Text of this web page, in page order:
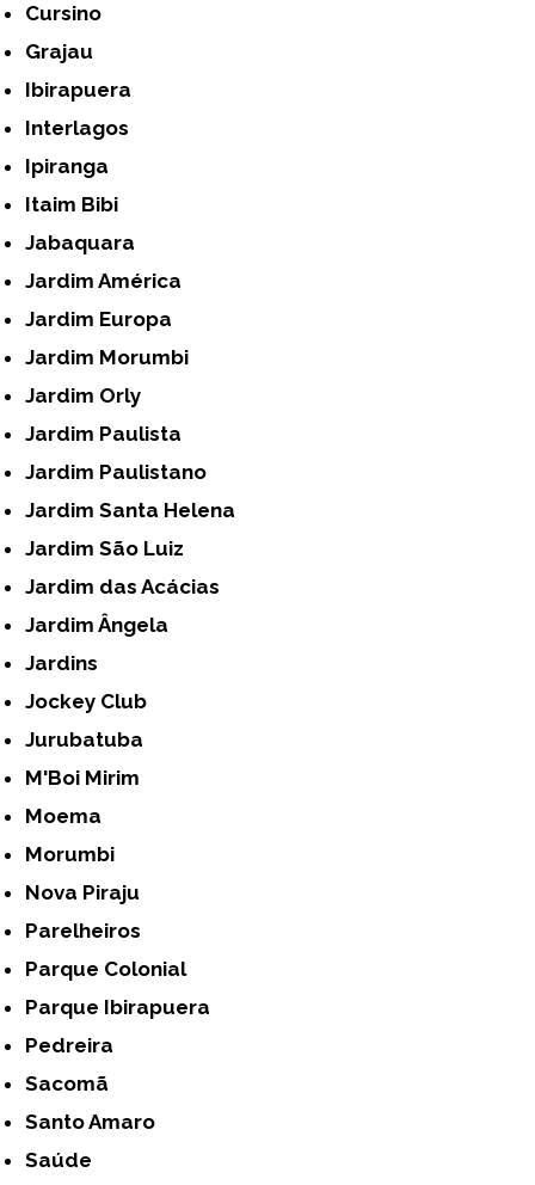
Cursino
Grajau
Ibirapuera
Interlagos
Ipiranga
Itaim Bibi
Jabaquara
Jardim América
Jardim Europa
Jardim Morumbi
Jardim Orly
Jardim Paulista
Jardim Paulistano
Jardim Santa Helena
Jardim São Luiz
Jardim das Acácias
Jardim Ângela
Jardins
Jockey Club
Jurubatuba
M'Boi Mirim
Moema
Morumbi
Nova Piraju
Parelheiros
Parque Colonial
Parque Ibirapuera
Pedreira
Sacomã
Santo Amaro
Saúde